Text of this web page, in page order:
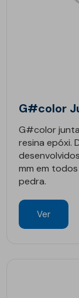
G#color
G#color
resina epóxi.
mm em
pedra.
Ver